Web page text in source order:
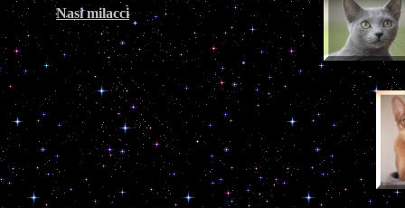
Nasi milacci